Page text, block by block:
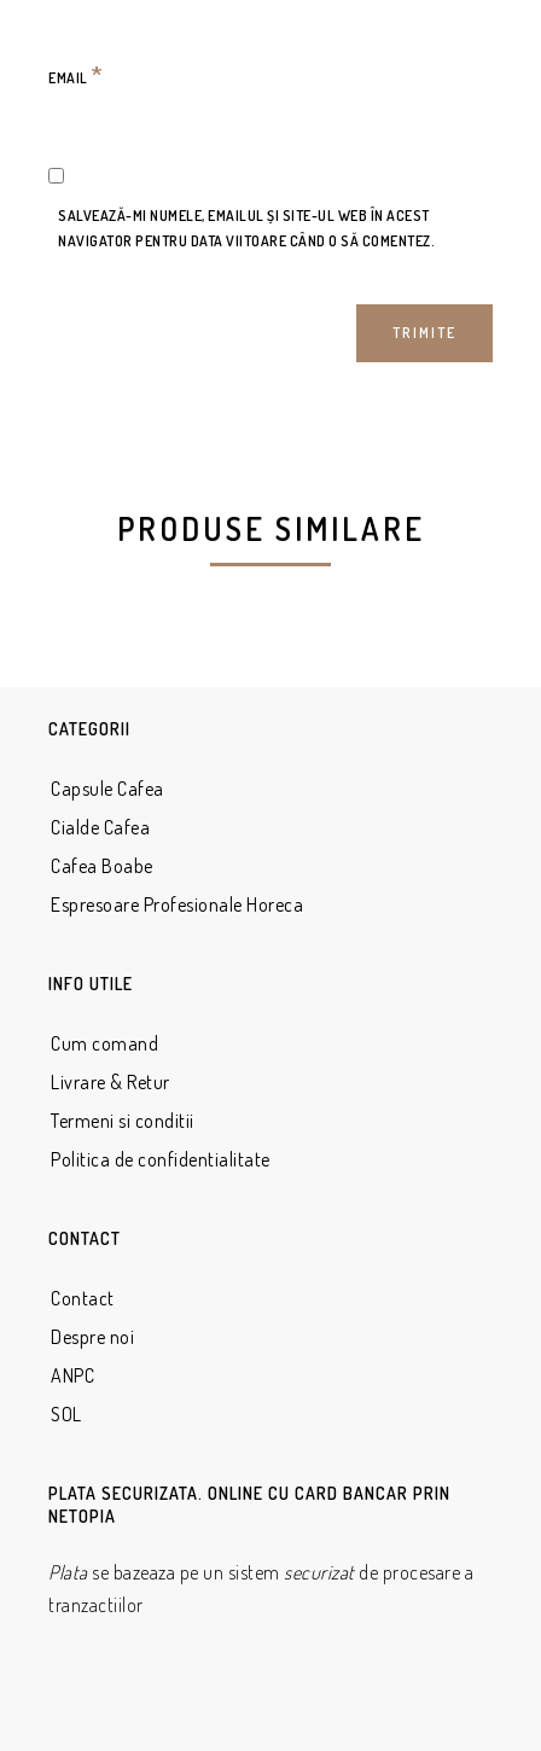
EMAIL *
SALVEAZĂ-MI NUMELE, EMAILUL ȘI SITE-UL WEB ÎN ACEST
NAVIGATOR PENTRU DATA VIITOARE CÂND O SĂ COMENTEZ.
PRODUSE SIMILARE
CATEGORII
Capsule Cafea
Cialde Cafea
Cafea Boabe
Espresoare Profesionale Horeca
INFO UTILE
Cum comand
Livrare & Retur
Termeni si conditii
Politica de confidentialitate
CONTACT
Contact
Despre noi
ANPC
SOL
PLATA SECURIZATA. ONLINE CU CARD BANCAR PRIN
NETOPIA
Platase bazeaza pe un sistem securizatde procesare a
tranzactiilor